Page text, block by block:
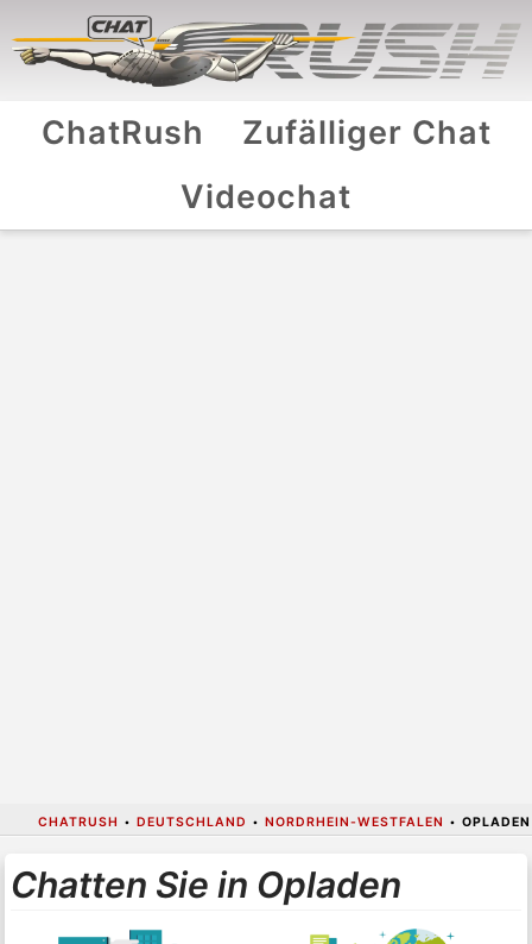
ChatRush
Zufälliger Chat
Videochat
CHATRUSH • DEUTSCHLAND • NORDRHEIN-WESTFALEN • OPLADEN
Chatten Sie in Opladen